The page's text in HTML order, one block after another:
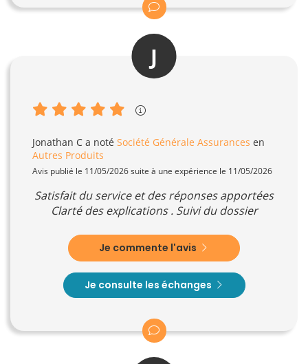
J
Jonathan C a noté Société Générale Assurances en
Autres Produits
Avis publié le 11/05/2026 suite à une expérience le 11/05/2026
Satisfait du service et des réponses apportées
Clarté des explications . Suivi du dossier
Je commente l'avis
Je consulte les échanges